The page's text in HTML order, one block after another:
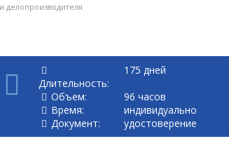
делопроизводителя
Длительность:
175 дней
Объем:
96 часов
Время:
индивидуально
Документ:
удостоверение